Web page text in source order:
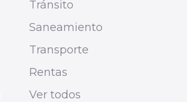
Tránsito
Saneamiento
Transporte
Rentas
Ver todos